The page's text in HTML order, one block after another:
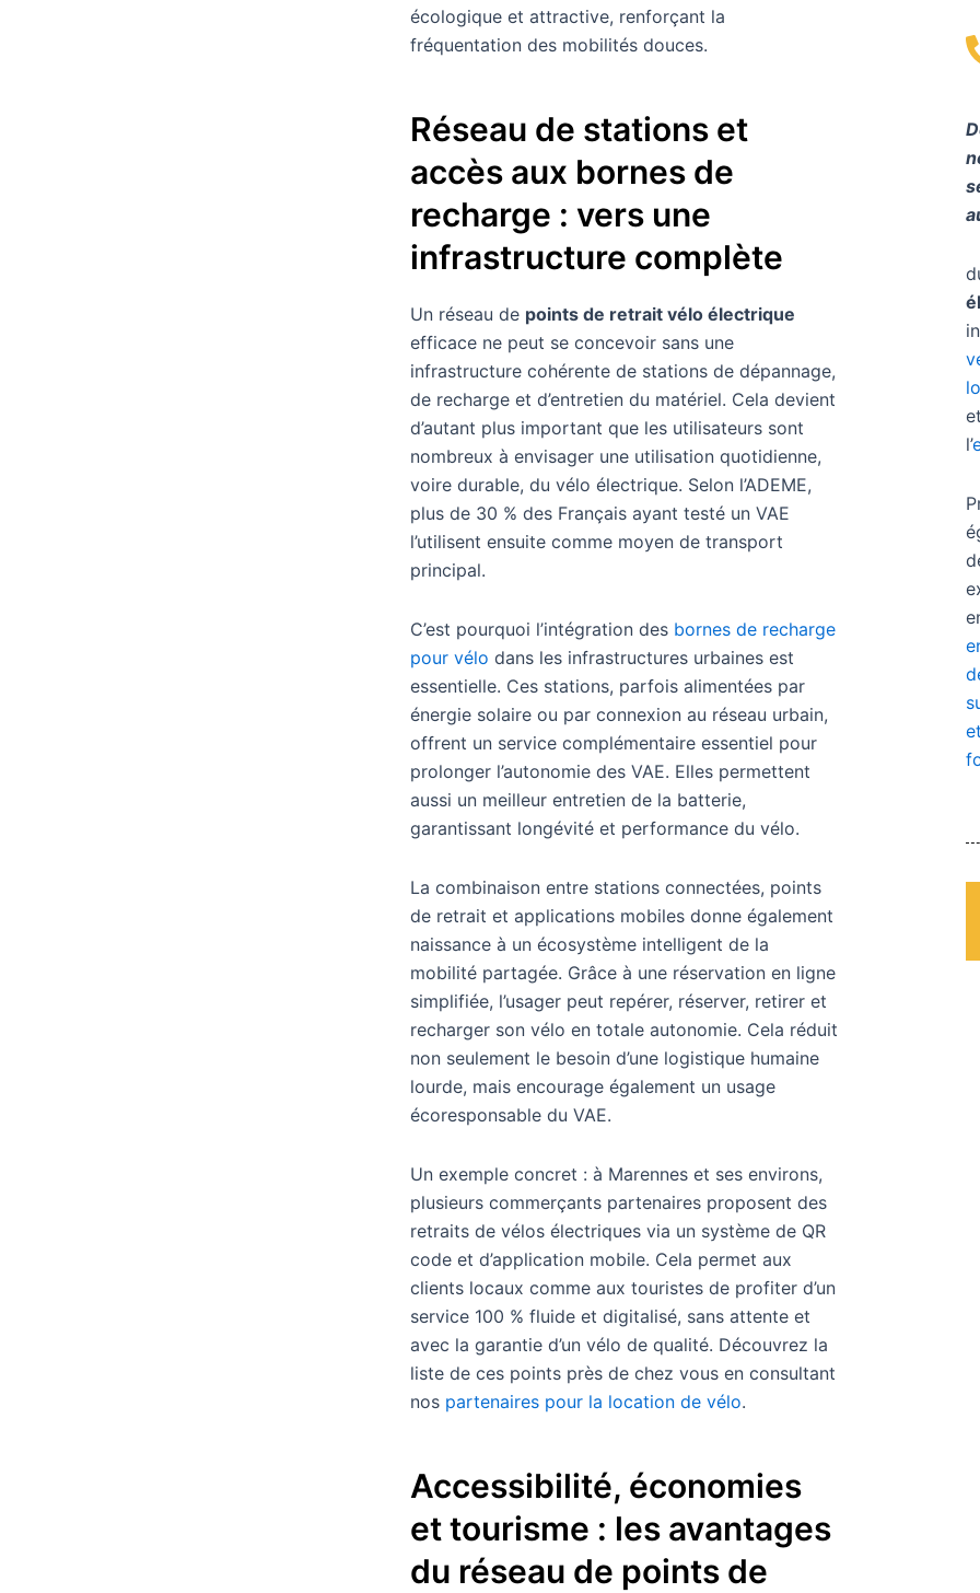
écologique et attractive, renforçant la
fréquentation des mobilités douces.
Réseau de stations et
accès aux bornes de
recharge : vers une
infrastructure complète
Un réseau de points de retrait vélo électrique
efficace ne peut se concevoir sans une
infrastructure cohérente de stations de dépannage,
de recharge et d’entretien du matériel. Cela devient
d’autant plus important que les utilisateurs sont
nombreux à envisager une utilisation quotidienne,
voire durable, du vélo électrique. Selon l’ADEME,
plus de 30 % des Français ayant testé un VAE
l’utilisent ensuite comme moyen de transport
principal.
C’est pourquoi l’intégration des bornes de recharge
pour vélo dans les infrastructures urbaines est
essentielle. Ces stations, parfois alimentées par
énergie solaire ou par connexion au réseau urbain,
offrent un service complémentaire essentiel pour
prolonger l’autonomie des VAE. Elles permettent
aussi un meilleur entretien de la batterie,
garantissant longévité et performance du vélo.
La combinaison entre stations connectées, points
de retrait et applications mobiles donne également
naissance à un écosystème intelligent de la
mobilité partagée. Grâce à une réservation en ligne
simplifiée, l’usager peut repérer, réserver, retirer et
recharger son vélo en totale autonomie. Cela réduit
non seulement le besoin d’une logistique humaine
lourde, mais encourage également un usage
écoresponsable du VAE.
Un exemple concret : à Marennes et ses environs,
plusieurs commerçants partenaires proposent des
retraits de vélos électriques via un système de QR
code et d’application mobile. Cela permet aux
clients locaux comme aux touristes de profiter d’un
service 100 % fluide et digitalisé, sans attente et
avec la garantie d’un vélo de qualité. Découvrez la
liste de ces points près de chez vous en consultant
nos partenaires pour la location de vélo.
Accessibilité, économies
et tourisme : les avantages
du réseau de points de
et
l’
et